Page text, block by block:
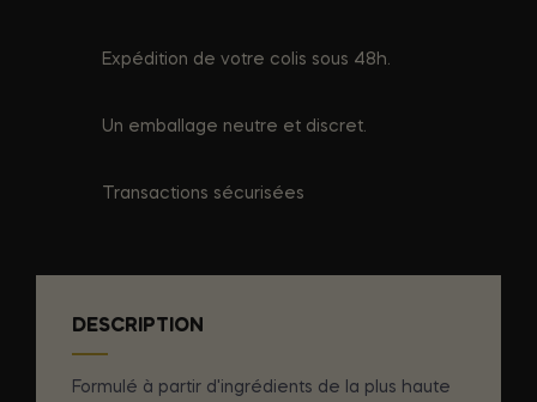
Expédition de votre colis sous 48h.
Un emballage neutre et discret.
Transactions sécurisées
DESCRIPTION
Formulé à partir d'ingrédients de la plus haute